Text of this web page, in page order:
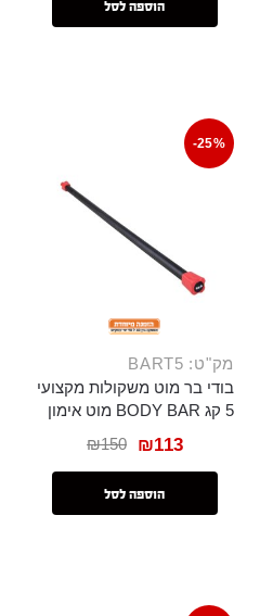
הוספה לסל
-25%
מק"ט: BART5
בודי בר מוט משקולות מקצועי
5 קג BODY BAR מוט אימון
₪150 ₪113
הוספה לסל